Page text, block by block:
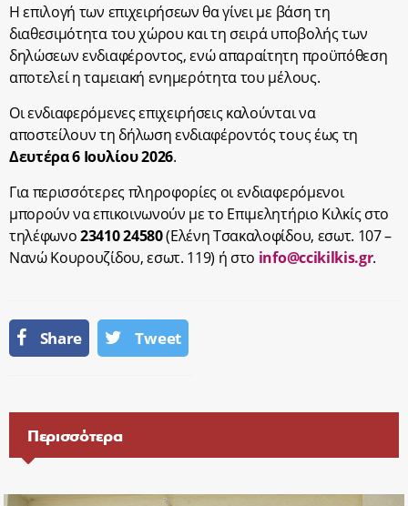
Η επιλογή των επιχειρήσεων θα γίνει με βάση τη
διαθεσιμότητα του χώρου και τη σειρά υποβολής των
δηλώσεων ενδιαφέροντος, ενώ απαραίτητη προϋπόθεση
αποτελεί η ταμειακή ενημερότητα του μέλους.
Οι ενδιαφερόμενες επιχειρήσεις καλούνται να
αποστείλουν τη δήλωση ενδιαφέροντός τους έως τη
Δευτέρα 6 Ιουλίου 2026.
Για περισσότερες πληροφορίες οι ενδιαφερόμενοι
μπορούν να επικοινωνούν με το Επιμελητήριο Κιλκίς στο
τηλέφωνο23410 24580(Ελένη Τσακαλοφίδου, εσωτ. 107 –
Νανώ Κουρουζίδου, εσωτ. 119) ή στο info@ccikilkis.gr.
Share Tweet
Περισσότερα